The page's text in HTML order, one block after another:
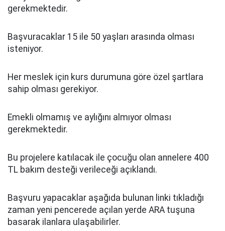
gerekmektedir.
Başvuracaklar 15 ile 50 yaşları arasında olması
isteniyor.
Her meslek için kurs durumuna göre özel şartlara
sahip olması gerekiyor.
Emekli olmamış ve aylığını almıyor olması
gerekmektedir.
Bu projelere katılacak ile çocuğu olan annelere 400
TL bakım desteği verileceği açıklandı.
Başvuru yapacaklar aşağıda bulunan linki tıkladığı
zaman yeni pencerede açılan yerde ARA tuşuna
basarak ilanlara ulaşabilirler.